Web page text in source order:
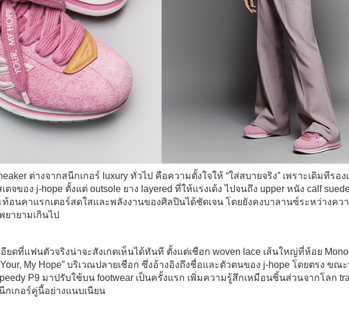
ต่างจากสนีกเกอร์ luxury ทั่วไป คือความตั้งใจให้ “ใส่สบายจริง” เพราะเดิมทีรอ
ตจของ j-hope ตั้งแต่ outsole ยาง layered ที่ให้แรงเด้ง ไปจนถึง upper หนัง calf
อนคาแรกเตอร์สดใสและพลังงานของศิลปินได้ชัดเจน โดยยังคงบาลานซ์ระหว่างคว
ยายามเกินไป
อียดที่แฟนตัวจริงน่าจะสังเกตเห็นได้ทันที ตั้งแต่เชือก woven lace เส้นใหญ่ที่ห้อย
My Hope” บริเวณปลายเชือก ซึ่งอ้างอิงถึงชื่อและตัวตนของ j-hope โดยตรง ขณ
P9 มาปรับใช้บน footwear เป็นครั้งแรก เพิ่มความรู้สึกเหมือนชิ้นส่วนจากโลก
กเกอร์คู่นี้อย่างแนบเนียน